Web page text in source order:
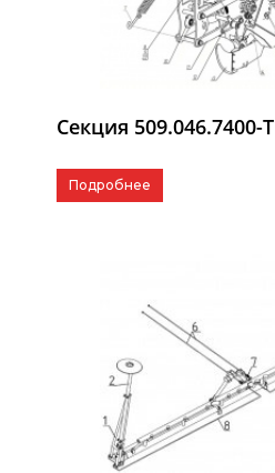
Секция 509.046.7400-Т
Подробнее